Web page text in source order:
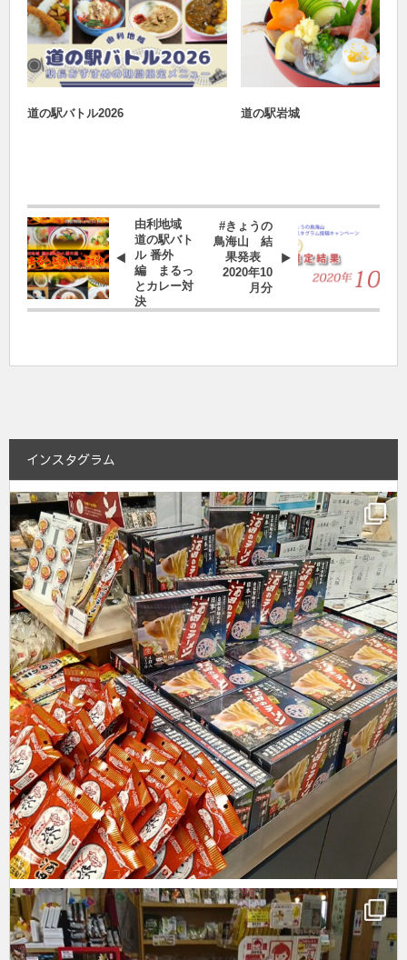
道の駅バトル2026 道の駅岩城
由利地域
道の駅バト
ル 番外
編 まるっ
とカレー対
決
#きょうの
鳥海山 結
果発表
2020年10
月分
インスタグラム